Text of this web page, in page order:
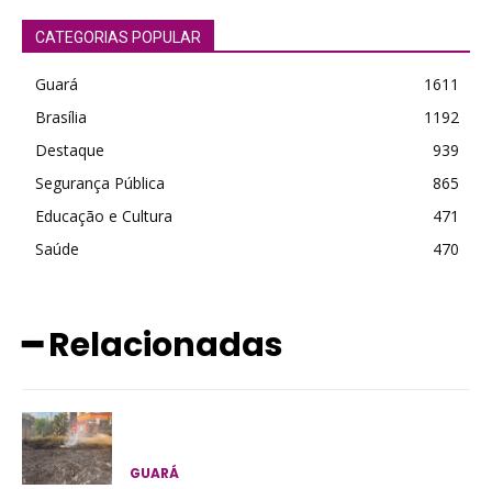
CATEGORIAS POPULAR
Guará
1611
Brasília
1192
Destaque
939
Segurança Pública
865
Educação e Cultura
471
Saúde
470
━ Relacionadas
GUARÁ